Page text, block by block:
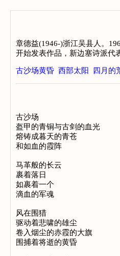
章德益(1946-)浙江吴县人。
开始发表作品，新边塞诗派代
古沙场黄昏 西部太阳 四月的
古沙场
盔甲的青铜与古剑的血光
熔铸成暮天的青苍
和如血的霞阵
马革般的长云
裹着落日
如裹着一个
滴血的军魂
风在围猎
驱动着悲啸的雄尘
卷入烟尘的赤霞的大旗
围捕着将逝的黄昏